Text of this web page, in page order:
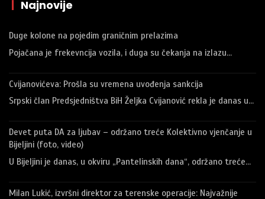
| Najnovije
Duge kolone na pojedim graničnim prelazima
Pojačana je frekevncija vozila, i duga su čekanja na izlazu…
Cvijanovićeva: Prošla su vremena uvođenja sankcija
Srpski član Predsjedništva BiH Željka Cvijanović rekla je danas u…
Devet puta DA za ljubav – održano treće Kolektivno vjenčanje u
Bijeljini (foto, video)
U Bijeljini je danas, u okviru „Pantelinskih dana“, održano treće…
Milan Lukić, izvršni direktor za terenske operacije: Najvažnije